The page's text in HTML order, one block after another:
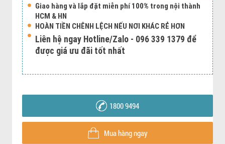
Giao hàng và lắp đặt miễn phí 100% trong nội thành
HCM & HN
HOÀN TIỀN CHÊNH LỆCH NẾU NƠI KHÁC RẺ HƠN
Liên hệ ngay Hotline/Zalo - 096 339 1379 để
được giá ưu đãi tốt nhất
1800 9494
Mua hàng ngay